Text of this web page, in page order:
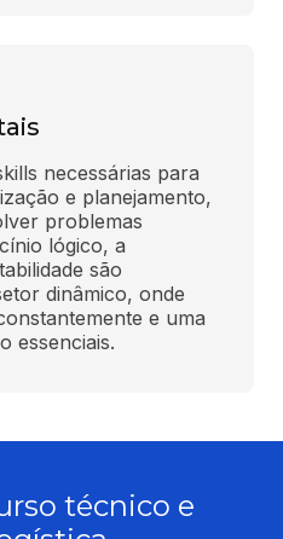
necessárias para
e planejamento,
problemas
lógico, a
são
dinâmico, onde
e uma
essenciais.
técnico e